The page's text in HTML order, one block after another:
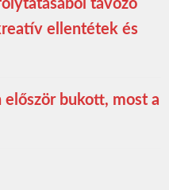
távozó
ellentétek és
bukott, most a